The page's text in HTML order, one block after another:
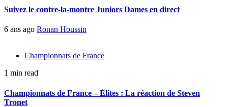
Suivez le contre-la-montre Juniors Dames en direct
6 ans ago Ronan Houssin
Championnats de France
1 min read
Championnats de France – Élites : La réaction de Steven
Tronet